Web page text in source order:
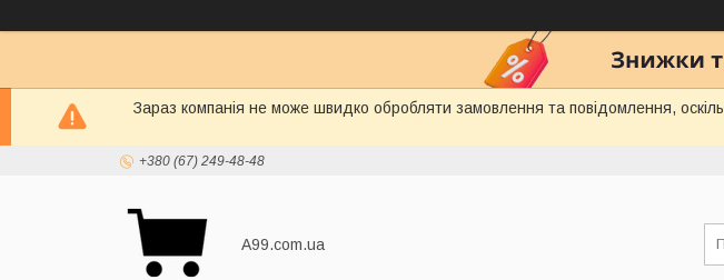
Зараз компанія не може швидко обробляти замовлення та повідомлення,
+380 (67) 249-48-48
A99.com.ua